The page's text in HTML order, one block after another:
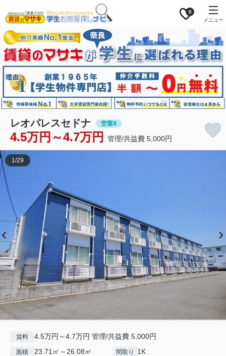
0
メニュー
レオパレスセドナ 空室4
4.5万円～4.7万円 管理/共益費 5,000円
1/29
賃料 4.5万円～4.7万円 管理/共益費 5,000円
面積 23.71㎡～26.08㎡ 間取り 1K